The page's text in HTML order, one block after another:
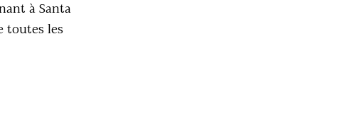
à Santa
toutes les